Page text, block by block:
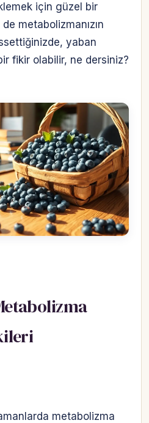
için güzel bir
metabolizmanızın
yaban
fikir olabilir, ne dersiniz?
metabolizma